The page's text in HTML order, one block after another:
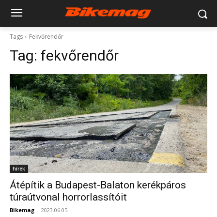
Tags Fekvőrendőr
Tag: fekvőrendőr
hírek
Átépítik a Budapest-Balaton kerékpáros
túraútvonal horrorlassítóit
Bikemag - 2023.06.05.